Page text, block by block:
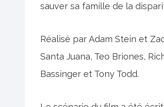
sauver sa famille de la
Réalisé par Adam Stein et
Santa Juana, Teo Briones,
Bassinger et Tony Todd.